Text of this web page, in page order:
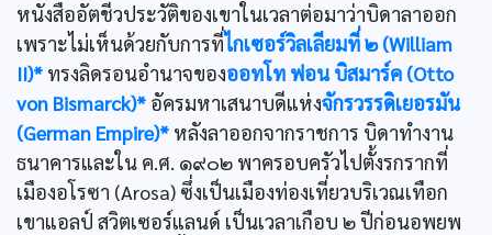
หนังสืออัตชีวประวัติของเขาในเวลาต่อมาว่าบิดาลาออก
เพราะไม่เห็นด้วยกับการที่ไกเซอร์วิลเลียมที่ ๒ (William
II)* ทรงลิดรอนอำนาจของออทโท ฟอน บิสมาร์ค (Otto
von Bismarck)* อัครมหาเสนาบดีแห่งจักรวรรดิเยอรมัน
(German Empire)* หลังลาออกจากราชการ บิดาทำงาน
ธนาคารและใน ค.ศ. ๑๙๐๒ พาครอบครัวไปตั้งรกรากที่
เมืองอโรซา (Arosa) ซึ่งเป็นเมืองท่องเที่ยวบริเวณเทือก
เขาแอลป์ สวิตเซอร์แลนด์ เป็นเวลาเกือบ ๒ ปีก่อนอพยพ